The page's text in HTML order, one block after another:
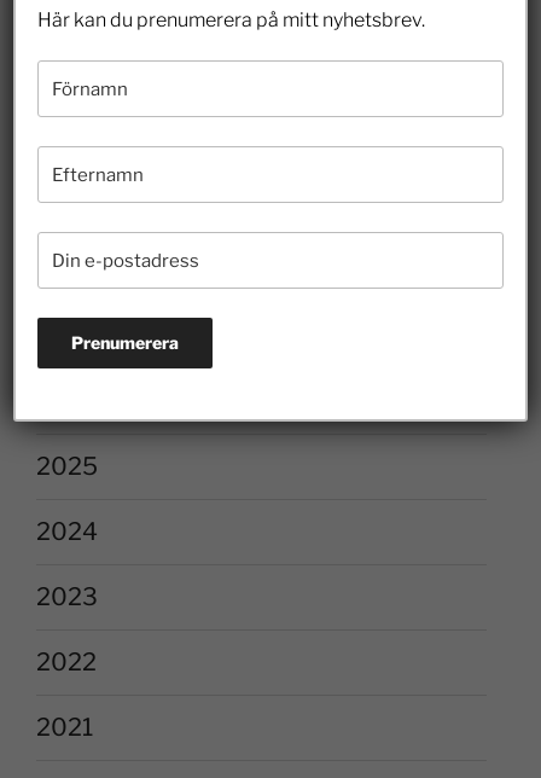
2025
2024
2023
2022
2021
Här kan du prenumerera på mitt nyhetsbrev.